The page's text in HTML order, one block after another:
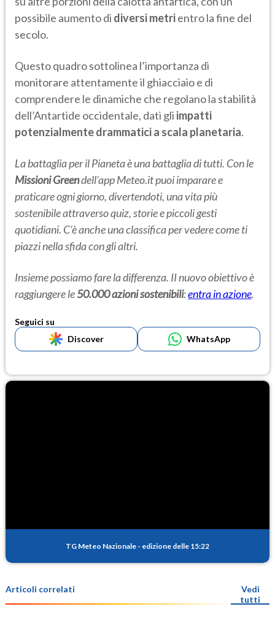
possibile aumento di diversi metrientro la fine del
secolo.
Questo quadro sottolinea l’importanza di
monitorare attentamente il ghiacciaio e di
comprendere le dinamiche che regolano la stabilità
dell’Antartide occidentale, dati gli impatti
potenzialmente drammatici a scala planetaria.
La battaglia per il Pianeta è una battaglia di tutti. Con le
Missioni Greendell’app Meteo.it puoi imparare e
praticare ogni giorno, divertendoti, una vita più
sostenibile attraverso quiz, storie e piccoli gesti
quotidiani. C’è anche una classifica per vedere come ti
piazzi nella sfida con gli altri.
Insieme possiamo fare la differenza. II nuovo obiettivo è
raggiungere le50.000 azioni sostenibili:entra in azione.
Seguici su
Discover
WhatsApp
TG Meteo Nazionale - edizione delle 15:22
Articoli correlati
Vedi
tutti